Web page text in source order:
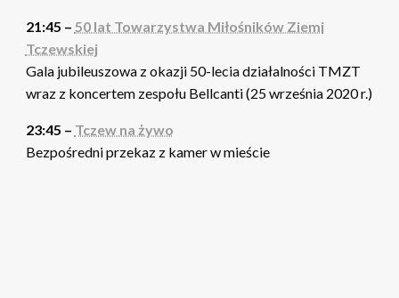
21:45 – 50 lat Towarzystwa Miłośników Ziemi
Tczewskiej
Gala jubileuszowa z okazji 50-lecia działalności TMZT
wraz z koncertem zespołu Bellcanti (25 września 2020 r.)
23:45 – Tczew na żywo
Bezpośredni przekaz z kamer w mieście